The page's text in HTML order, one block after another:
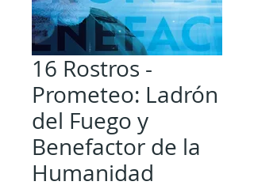
16 Rostros -
Prometeo: Ladrón
del Fuego y
Benefactor de la
Humanidad